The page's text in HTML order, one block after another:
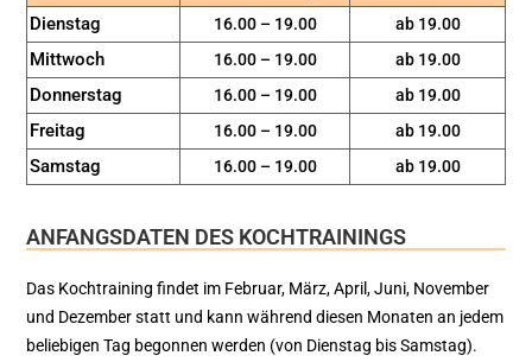
Dienstag 16.00 – 19.00 ab 19.00
Mittwoch 16.00 – 19.00 ab 19.00
Donnerstag 16.00 – 19.00 ab 19.00
Freitag 16.00 – 19.00 ab 19.00
Samstag 16.00 – 19.00 ab 19.00
ANFANGSDATEN DES KOCHTRAININGS
Das Kochtraining findet im Februar, März, April, Juni, November
und Dezember statt und kann während diesen Monaten an jedem
beliebigen Tag begonnen werden (von Dienstag bis Samstag).